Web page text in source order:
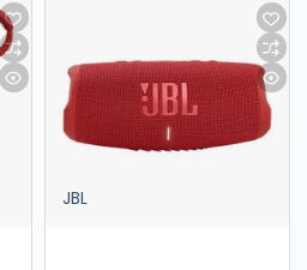
JBL